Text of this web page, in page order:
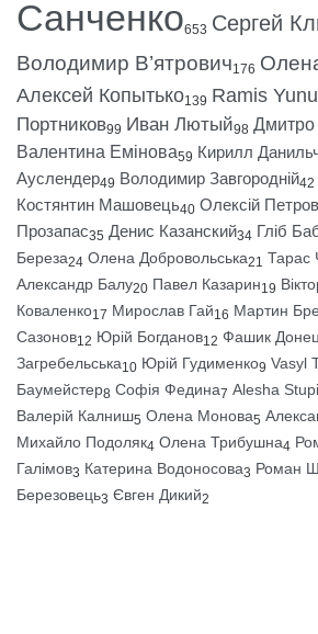
Санченко653 Сергей
Володимир В’ятрович176
Алексей Копытько139 Ramis
Портников99 Иван Лютый98 Дмитро
Валентина Емінова59 Кирилл
Ауслендер49 Володимир Завгородній42
Костянтин Машовець40 Олексій Петров
Прозапас35 Денис Казанский34 Гліб
Береза24 Олена Добровольська21 Тарас
Александр Балу20 Павел Казарин19
Коваленко17 Мирослав Гай16 Мартин
Сазонов12 Юрій Богданов12 Фашик
Загребельська10 Юрій Гудименко9 Vasyl
Баумейстер8 Софія Федина7 Alesha
Валерій Калниш5 Олена Монова5
Михайло Подоляк4 Олена Трибушна4
Галімов3 Катерина Водоносова3 Роман
Березовець3 Євген Дикий2